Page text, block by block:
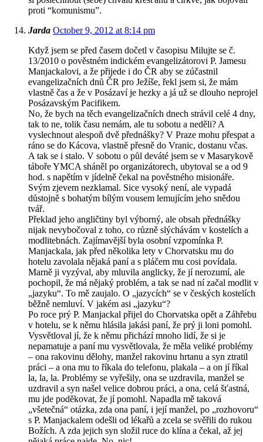
proti “komunismu”.
Jarda October 9, 2012 at 8:14 pm
Když jsem se před časem dočetl v časopisu Milujte se č.
13/2010 o pověstném indickém evangelizátorovi P. Jamesu
Manjackalovi, a že přijede i do ČR aby se zúčastnil
evangelizačních dnů ČR pro Ježíše, řekl jsem si, že mám
vlastně čas a že v Posázaví je hezky a já už se dlouho neprojel
Posázavským Pacifikem.
No, že bych na těch evangelizačních dnech strávil celé 4 dny,
tak to ne, tolik času nemám, ale tu sobotu a neděli? A
vyslechnout alespoň dvě přednášky? V Praze mohu přespat a
ráno se do Kácova, vlastně přesně do Vranic, dostanu včas.
A tak se i stalo. V sobotu o půl deváté jsem se v Masarykově
táboře YMCA sháněl po organizátorech, ubytoval se a od 9
hod. s napětím v jídelně čekal na pověstného misionáře.
Svým zjevem nezklamal. Sice vysoký není, ale vypadá
důstojně s bohatým bílým vousem lemujícím jeho snědou
tvář.
Překlad jeho angličtiny byl výborný, ale obsah přednášky
nijak nevybočoval z toho, co různě slýchávám v kostelích a
modlitebnách. Zajímavější byla osobní vzpomínka P.
Manjackala, jak před několika lety v Chorvatsku mu do
hotelu zavolala nějaká paní a s pláčem mu cosi povídala.
Marně ji vyzýval, aby mluvila anglicky, že jí nerozumí, ale
pochopil, že má nějaký problém, a tak se nad ní začal modlit v
„jazyku“. To mě zaujalo. O „jazycích“ se v českých kostelích
běžně nemluví. V jakém asi „jazyku“?
Po roce prý P. Manjackal přijel do Chorvatska opět a Záhřebu
v hotelu, se k němu hlásila jakási paní, že prý ji loni pomohl.
Vysvětloval jí, že k němu přichází mnoho lidí, že si je
nepamatuje a paní mu vysvětlovala, že měla veliké problémy
– ona rakovinu dělohy, manžel rakovinu hrtanu a syn ztratil
práci – a ona mu to říkala do telefonu, plakala – a on jí říkal
la, la, la. Problémy se vyřešily, ona se uzdravila, manžel se
uzdravil a syn našel velice dobrou práci, a ona, celá šťastná,
mu jde poděkovat, že jí pomohl. Napadla mě taková
„všetečná“ otázka, zda ona paní, i její manžel, po „rozhovoru“
s P. Manjackalem odešli od lékařů a zcela se svěřili do rukou
Božích. A zda jejich syn složil ruce do klína a čekal, až jej